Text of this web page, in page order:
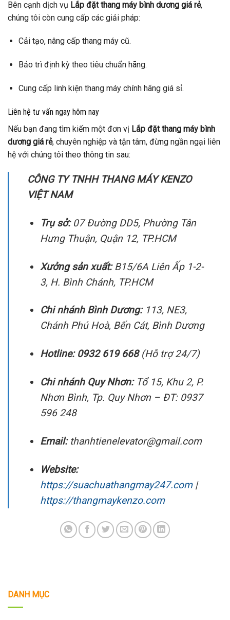
Bên cạnh dịch vụ Lắp đặt thang máy bình dương giá rẻ,
chúng tôi còn cung cấp các giải pháp:
Cải tạo, nâng cấp thang máy cũ.
Bảo trì định kỳ theo tiêu chuẩn hãng.
Cung cấp linh kiện thang máy chính hãng giá sỉ.
Liên hệ tư vấn ngay hôm nay
Nếu bạn đang tìm kiếm một đơn vị Lắp đặt thang máy bình
dương giá rẻ, chuyên nghiệp và tận tâm, đừng ngần ngại liên
hệ với chúng tôi theo thông tin sau:
CÔNG TY TNHH THANG MÁY KENZO
VIỆT NAM
Trụ sở:07 Đường DD5, Phường Tân
Hưng Thuận, Quận 12, TP.HCM
Xưởng sản xuất:B15/6A Liên Ấp 1-2-
3, H. Bình Chánh, TP.HCM
Chi nhánh Bình Dương:113, NE3,
Chánh Phú Hoà, Bến Cát, Bình Dương
Hotline: 0932 619 668(Hỗ trợ 24/7)
Chi nhánh Quy Nhơn:Tổ 15, Khu 2, P.
Nhơn Bình, Tp. Quy Nhơn – ĐT: 0937
596 248
Email:thanhtienelevator@gmail.com
Website:
https://suachuathangmay247.com|
https://thangmaykenzo.com
DANH MỤC